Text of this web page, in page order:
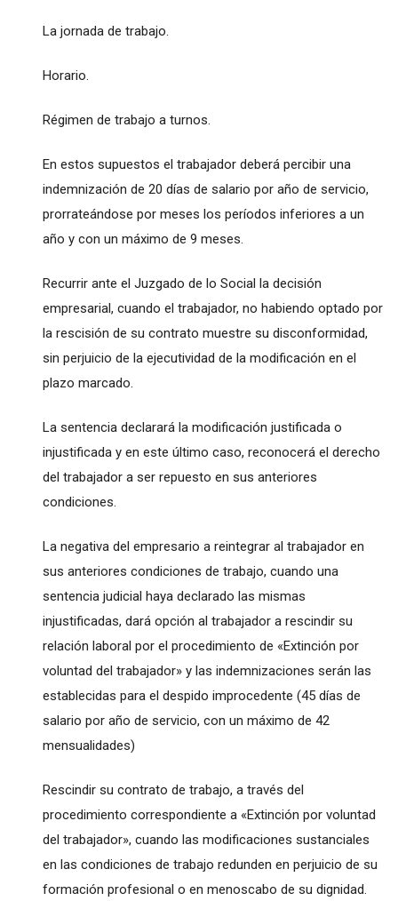
La jornada de trabajo.
Horario.
Régimen de trabajo a turnos.
En estos supuestos el trabajador deberá percibir una
indemnización de 20 días de salario por año de servicio,
prorrateándose por meses los períodos inferiores a un
año y con un máximo de 9 meses.
Recurrir ante el Juzgado de lo Social la decisión
empresarial, cuando el trabajador, no habiendo optado por
la rescisión de su contrato muestre su disconformidad,
sin perjuicio de la ejecutividad de la modificación en el
plazo marcado.
La sentencia declarará la modificación justificada o
injustificada y en este último caso, reconocerá el derecho
del trabajador a ser repuesto en sus anteriores
condiciones.
La negativa del empresario a reintegrar al trabajador en
sus anteriores condiciones de trabajo, cuando una
sentencia judicial haya declarado las mismas
injustificadas, dará opción al trabajador a rescindir su
relación laboral por el procedimiento de «Extinción por
voluntad del trabajador» y las indemnizaciones serán las
establecidas para el despido improcedente (45 días de
salario por año de servicio, con un máximo de 42
mensualidades)
Rescindir su contrato de trabajo, a través del
procedimiento correspondiente a «Extinción por voluntad
del trabajador», cuando las modificaciones sustanciales
en las condiciones de trabajo redunden en perjuicio de su
formación profesional o en menoscabo de su dignidad.